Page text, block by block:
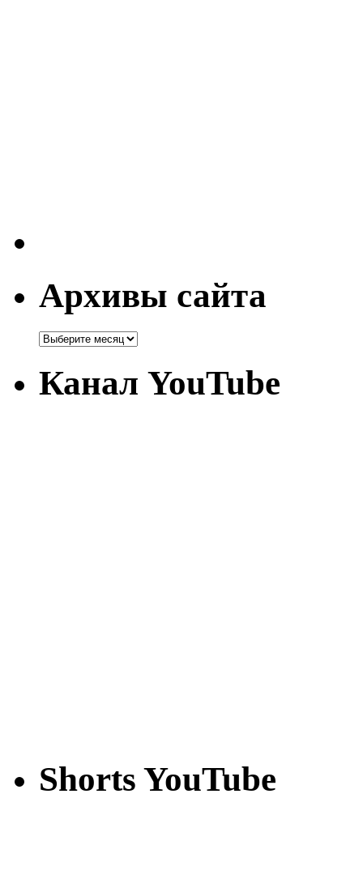
Архивы сайта
Канал YouTube
Shorts YouTube